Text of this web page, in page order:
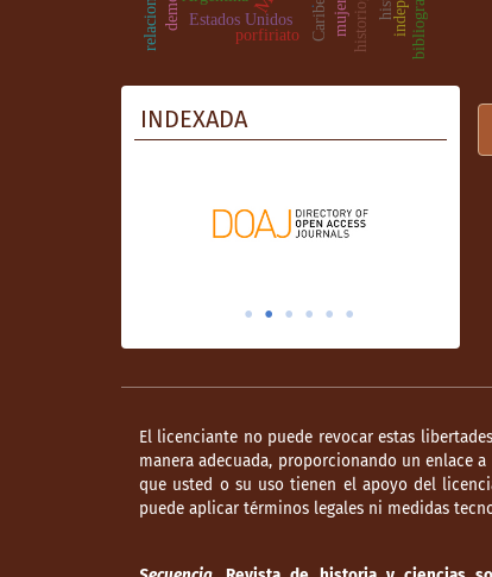
Estados Unidos Caribe
porfiriato mujer bibliografía
.
INDEXADA
El licenciante no puede revocar estas
manera adecuada, proporcionando un enlace
que usted o su uso tienen el apoyo del
puede aplicar términos legales ni medidas